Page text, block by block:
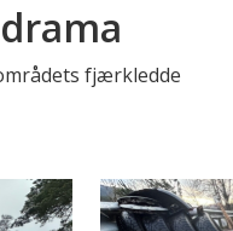
fjærkledde